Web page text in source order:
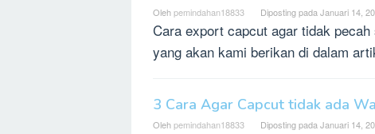
Olehpemindahan18833 Diposting pada Januari 14,
Cara export capcut agar tidak
yang akan kami berikan di dalam
3 Cara Agar Capcut tidak ada
Olehpemindahan18833 Diposting pada Januari 14,